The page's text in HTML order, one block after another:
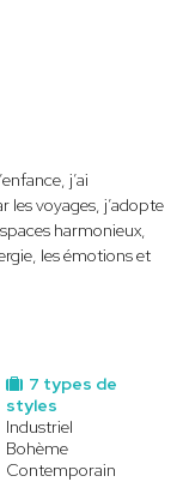
j’ai
les voyages, j’adopte
harmonieux,
les émotions et
7 types de
styles
Industriel
Bohème
Contemporain